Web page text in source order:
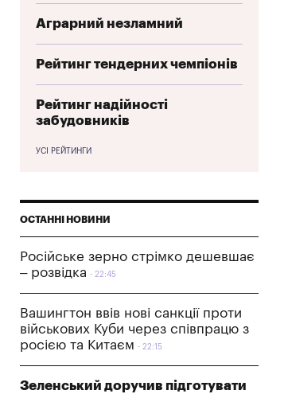
Аграрний незламний
Рейтинг тендерних чемпіонів
Рейтинг надійності
забудовників
УСІ РЕЙТИНГИ
ОСТАННІ НОВИНИ
Російське зерно стрімко дешевшає
– розвідка
22:45
Вашингтон ввів нові санкції проти
військових Куби через співпрацю з
росією та Китаєм
22:15
Зеленський доручив підготувати